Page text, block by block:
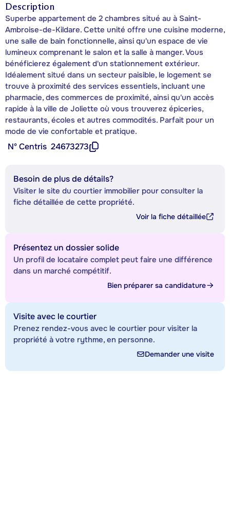
Description
Superbe appartement de 2 chambres situé au à Saint-
Ambroise-de-Kildare. Cette unité offre une cuisine moderne,
une salle de bain fonctionnelle, ainsi qu'un espace de vie
lumineux comprenant le salon et la salle à manger. Vous
bénéficierez également d'un stationnement extérieur.
Idéalement situé dans un secteur paisible, le logement se
trouve à proximité des services essentiels, incluant une
pharmacie, des commerces de proximité, ainsi qu'un accès
rapide à la ville de Joliette où vous trouverez épiceries,
restaurants, écoles et autres commodités. Parfait pour un
mode de vie confortable et pratique.
Nº Centris 24673273
Besoin de plus de détails?
Visiter le site du courtier immobilier pour consulter la
fiche détaillée de cette propriété.
Voir la fiche détaillée
Présentez un dossier solide
Un profil de locataire complet peut faire une différence
dans un marché compétitif.
Bien préparer sa candidature
Visite avec le courtier
Prenez rendez-vous avec le courtier pour visiter la
propriété à votre rythme, en personne.
Demander une visite